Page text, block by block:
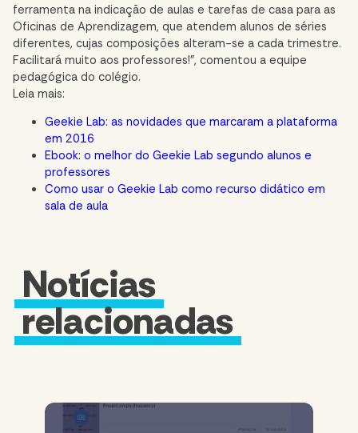
ferramenta na indicação de aulas e tarefas de casa para as
Oficinas de Aprendizagem, que atendem alunos de séries
diferentes, cujas composições alteram-se a cada trimestre.
Facilitará muito aos professores!”, comentou a equipe
pedagógica do colégio.
Leia mais:
Geekie Lab: as novidades que marcaram a plataforma
em 2016
Ebook: o melhor do Geekie Lab segundo alunos e
professores
Como usar o Geekie Lab como recurso didático em
sala de aula
Notícias
relacionadas